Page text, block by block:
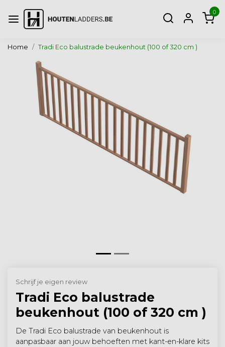
0
Home Tradi Eco balustrade beukenhout (100 of 320 cm )
Schrijf je eigen review
Tradi Eco balustrade
beukenhout (100 of 320 cm )
De Tradi Eco balustrade van beukenhout is
aanpasbaar aan jouw behoeften met kant-en-klare kits